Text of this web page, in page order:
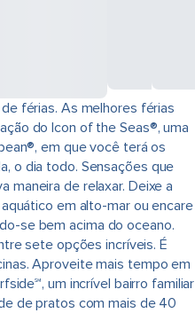
férias. As melhores férias
do Icon of the Seas®, uma
em que você terá os
o dia todo. Sensações que
maneira de relaxar. Deixe a
em alto-mar ou encare
se bem acima do oceano.
sete opções incríveis. É
Aproveite mais tempo em
um incrível bairro familiar
de pratos com mais de 40